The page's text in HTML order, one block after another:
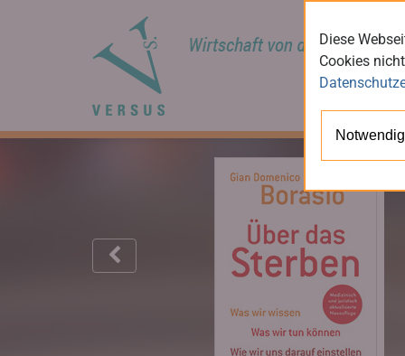
Diese
Cookies